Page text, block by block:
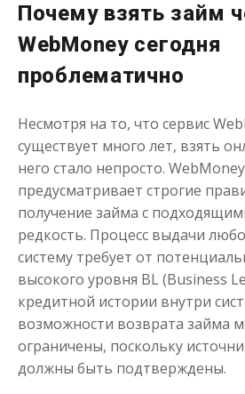
Мгновенные займы в
автоматическом
Срок
Получить
Займ без выяснения
платежеспособности
Почему взять займ
WebMoney сегодня
проблематично
Несмотря на то, что сервис
существует много лет, взять
него стало непросто.
предусматривает строгие
получение займа с
редкость. Процесс выдачи
систему требует от
высокого уровня BL (Business
кредитной истории внутри
возможности возврата займа
ограничены, поскольку
должны быть подтверждены.